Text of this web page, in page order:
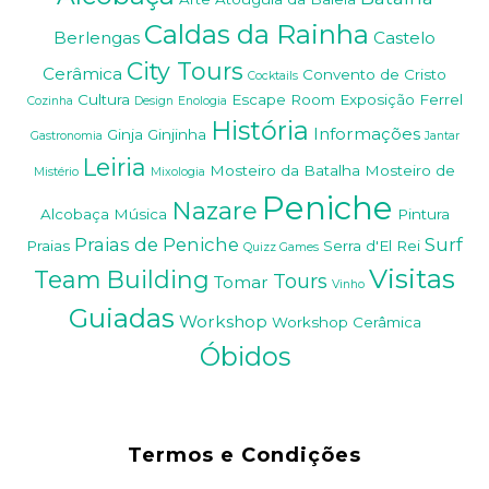
Berlengas Caldas da Rainha Castelo
Cerâmica City Tours Cocktails Convento de Cristo
Cozinha Cultura Design Enologia Escape Room Exposição Ferrel
Gastronomia Ginja Ginjinha História Informações Jantar
Mistério Leiria Mixologia Mosteiro da Batalha Mosteiro de
Alcobaça Música Nazare Peniche Pintura
Praias Praias de Peniche Quizz Games Serra d'El Rei Surf
Team Building Tomar Tours Vinho Visitas
Guiadas Workshop Workshop Cerâmica
Óbidos
Termos e Condições